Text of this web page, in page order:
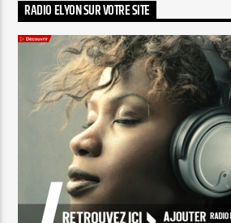
RADIO ELYON SUR VOTRE SITE